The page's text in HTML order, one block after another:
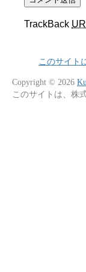
TrackBack URI
このサイト
Copyright © 2026
このサイトは、株